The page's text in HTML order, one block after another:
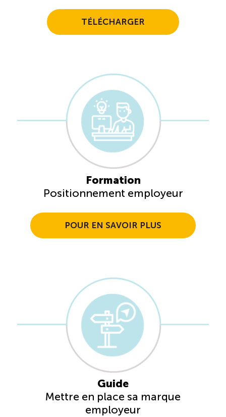
TÉLÉCHARGER
Formation
Positionnement employeur
POUR EN SAVOIR PLUS
Guide
Mettre en place sa marque
employeur